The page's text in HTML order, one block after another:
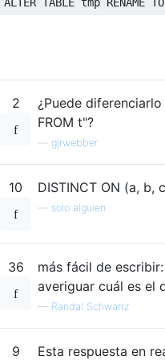
2
¿Puede
FROM t"?
gjrwebber
10 DISTINCT ON (a, b,
solo alguien
36 más fácil de escribir:
averiguar cuál es el
— Randal Schwartz
9
Esta respuesta en